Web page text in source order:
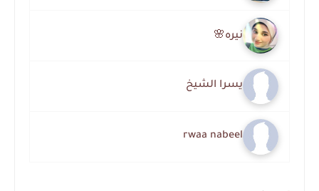
نيره🌸
يسرا الشيخ
rwaa nabeel